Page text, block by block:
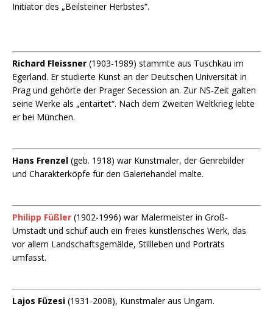
Initiator des „Beilsteiner Herbstes“.
Richard Fleissner (1903-1989) stammte aus Tuschkau im
Egerland. Er studierte Kunst an der Deutschen Universität in
Prag und gehörte der Prager Secession an. Zur NS-Zeit galten
seine Werke als „entartet“. Nach dem Zweiten Weltkrieg lebte
er bei München.
Hans Frenzel (geb. 1918) war Kunstmaler, der Genrebilder
und Charakterköpfe für den Galeriehandel malte.
Philipp Füßler (1902-1996) war Malermeister in Groß-
Umstadt und schuf auch ein freies künstlerisches Werk, das
vor allem Landschaftsgemälde, Stillleben und Porträts
umfasst.
Lajos Füzesi (1931-2008), Kunstmaler aus Ungarn.